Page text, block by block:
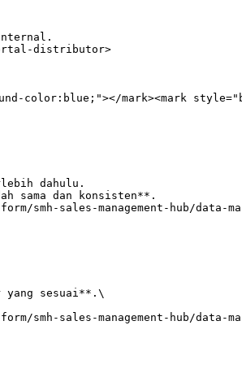
distributor>
color:blue;"></mark><mark
dahulu.
sama dan konsisten**.
smh-sales-management-hub/data-
yang sesuai**.\
sales-management-hub/data-